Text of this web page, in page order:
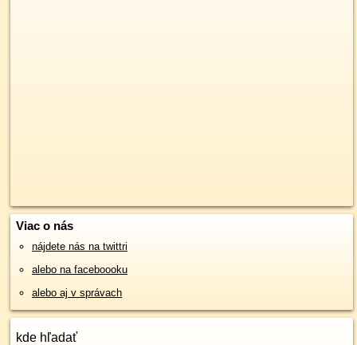
Viac o nás
nájdete nás na twittri
alebo na faceboooku
alebo aj v správach
kde hľadať